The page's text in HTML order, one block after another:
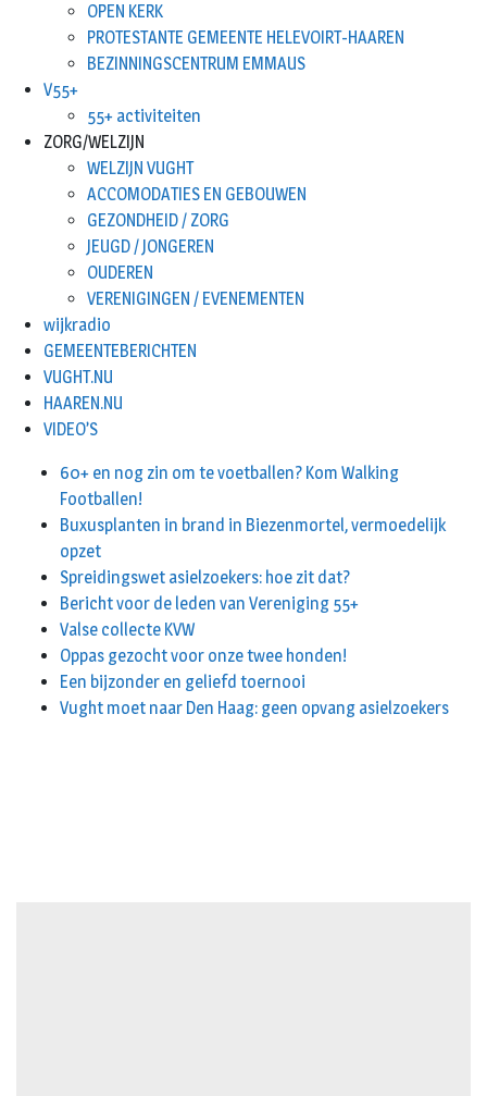
OPEN KERK
PROTESTANTE GEMEENTE HELEVOIRT-HAAREN
BEZINNINGSCENTRUM EMMAUS
V55+
55+ activiteiten
ZORG/WELZIJN
WELZIJN VUGHT
ACCOMODATIES EN GEBOUWEN
GEZONDHEID / ZORG
JEUGD / JONGEREN
OUDEREN
VERENIGINGEN / EVENEMENTEN
wijkradio
GEMEENTEBERICHTEN
VUGHT.NU
HAAREN.NU
VIDEO’S
60+ en nog zin om te voetballen? Kom Walking
Footballen!
Buxusplanten in brand in Biezenmortel, vermoedelijk
opzet
Spreidingswet asielzoekers: hoe zit dat?
Bericht voor de leden van Vereniging 55+
Valse collecte KVW
Oppas gezocht voor onze twee honden!
Een bijzonder en geliefd toernooi
Vught moet naar Den Haag: geen opvang asielzoekers